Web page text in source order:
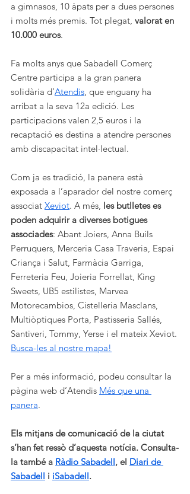
a gimnasos, 10 àpats per a dues persones
i molts més premis. Tot plegat, valorat en
10.000 euros.
Fa molts anys que Sabadell Comerç
Centre participa a la gran panera
solidària d’Atendis, que enguany ha
arribat a la seva 12a edició. Les
participacions valen 2,5 euros i la
recaptació es destina a atendre persones
amb discapacitat intel·lectual.
Com ja es tradició, la panera està
exposada a l’aparador del nostre comerç
associat Xeviot. A més, les butlletes es
poden adquirir a diverses botigues
associades: Abant Joiers, Anna Buils
Perruquers, Merceria Casa Traveria, Espai
Criança i Salut, Farmàcia Garriga,
Ferreteria Feu, Joieria Forrellat, King
Sweets, UB5 estilistes, Marvea
Motorecambios, Cistelleria Masclans,
Multiòptiques Porta, Pastisseria Sallés,
Santiveri, Tommy, Yerse i el mateix Xeviot.
Busca-les al nostre mapa!
Per a més informació, podeu consultar la
pàgina web d’Atendis Més que una
panera.
Els mitjans de comunicació de la ciutat
s’han fet ressò d’aquesta notícia. Consulta-
la també a Ràdio Sabadell, el Diari de
Sabadell i iSabadell.